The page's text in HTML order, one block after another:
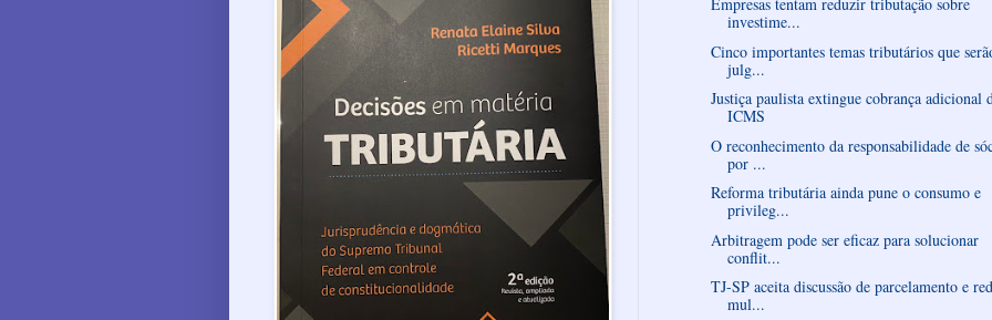
investime...
Cinco importantes temas tributários que
julg...
Justiça paulista extingue cobrança adicional
ICMS
O reconhecimento da responsabilidade de
por ...
Reforma tributária ainda pune o consumo e
privileg...
Arbitragem pode ser eficaz para solucionar
conflit...
TJ-SP aceita discussão de parcelamento e
mul...